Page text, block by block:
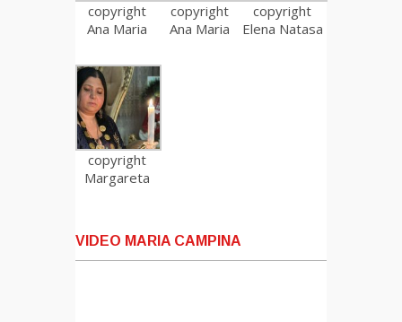
copyright
Ana Maria
copyright
Ana Maria
copyright
Elena Natasa
copyright
Margareta
VIDEO MARIA CAMPINA